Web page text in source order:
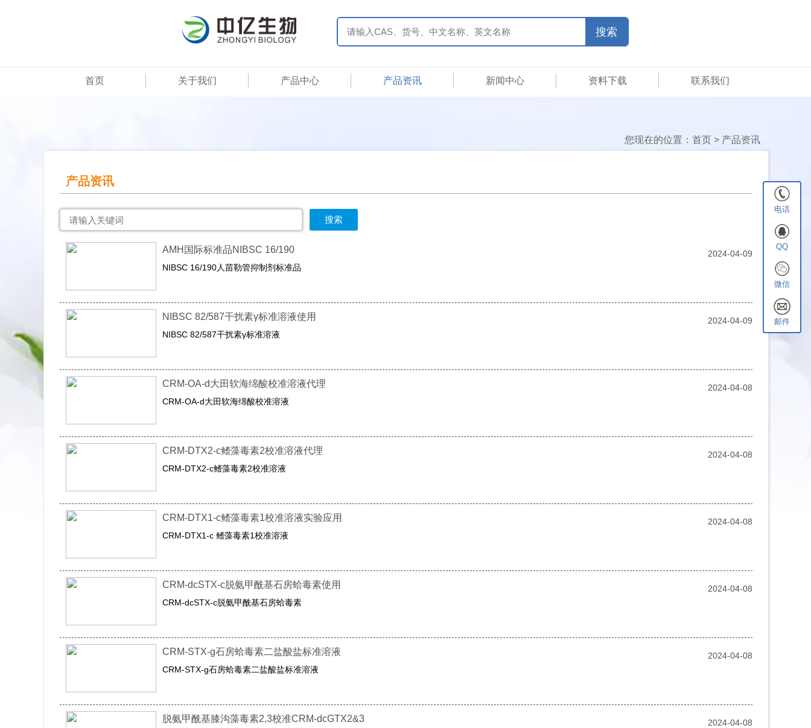
首页 关于我们 产品中心 产品资讯 新闻中心 资料下载 联系我们
您现在的位置： 首页 > 产品资讯
产品资讯
AMH国际标准品NIBSC 16/190
NIBSC 16/190人苗勒管抑制剂标准品
2024-04-09
NIBSC 82/587干扰素γ标准溶液使用
NIBSC 82/587干扰素γ标准溶液
2024-04-09
CRM-OA-d大田软海绵酸​校准溶液代理
CRM-OA-d大田软海绵酸​校准溶液
2024-04-08
CRM-DTX2-c鳍藻毒素2校准溶液代理
CRM-DTX2-c鳍藻毒素2校准溶液
2024-04-08
CRM-DTX1-c鳍藻毒素1校准溶液实验应用
CRM-DTX1-c 鳍藻毒素1校准溶液
2024-04-08
CRM-dcSTX-c脱氨甲酰基石房蛤毒素使用
CRM-dcSTX-c脱氨甲酰基石房蛤毒素
2024-04-08
CRM-STX-g石房蛤毒素二盐酸盐标准溶液
CRM-STX-g石房蛤毒素二盐酸盐标准溶液
2024-04-08
脱氨甲酰基膝沟藻毒素2,3校准CRM-dcGTX2&3 2024-04-08
电话
QQ
微信
邮件